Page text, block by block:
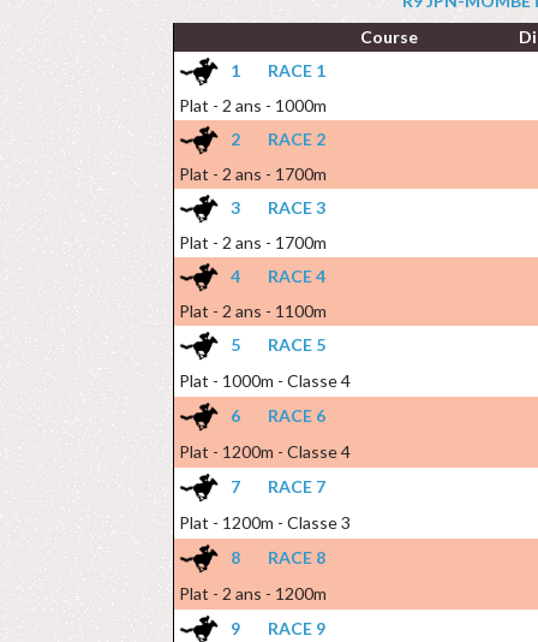
Course
1
RACE 1
Plat - 2 ans - 1000m
2
RACE 2
Plat - 2 ans - 1700m
3
RACE 3
Plat - 2 ans - 1700m
4
RACE 4
Plat - 2 ans - 1100m
5
RACE 5
Plat - 1000m - Classe 4
6
RACE 6
Plat - 1200m - Classe 4
7
RACE 7
Plat - 1200m - Classe 3
8
RACE 8
Plat - 2 ans - 1200m
9
RACE 9